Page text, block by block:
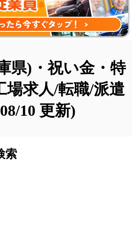
県)・祝い金・特
場求人/転職/派遣
10 更新)
索